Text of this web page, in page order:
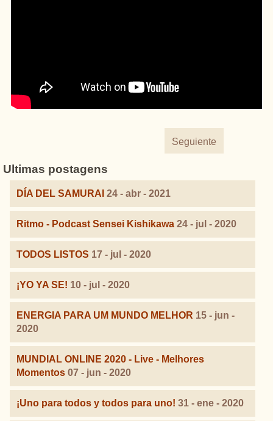
Seguiente
Ultimas postagens
DÍA DEL SAMURAI 24 - abr - 2021
Ritmo - Podcast Sensei Kishikawa 24 - jul - 2020
TODOS LISTOS 17 - jul - 2020
¡YO YA SE! 10 - jul - 2020
ENERGIA PARA UM MUNDO MELHOR 15 - jun -
2020
MUNDIAL ONLINE 2020 - Live - Melhores
Momentos 07 - jun - 2020
¡Uno para todos y todos para uno! 31 - ene - 2020